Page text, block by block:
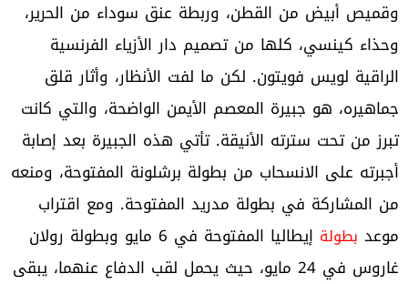
وقميص أبيض من القطن، وربطة عنق سوداء من الحرير،
وحذاء كينسي، كلها من تصميم دار الأزياء الفرنسية
الراقية لويس فويتون. لكن ما لفت الأنظار، وأثار قلق
جماهيره، هو جبيرة المعصم الأيمن الواضحة، والتي كانت
تبرز من تحت سترته الأنيقة. تأتي هذه الجبيرة بعد إصابة
أجبرته على الانسحاب من بطولة برشلونة المفتوحة، ومنعه
من المشاركة في بطولة مدريد المفتوحة. ومع اقتراب
موعد بطولة
إيطاليا المفتوحة في 6 مايو وبطولة رولان
غاروس في 24 مايو، حيث يحمل لقب الدفاع عنهما، يبقى